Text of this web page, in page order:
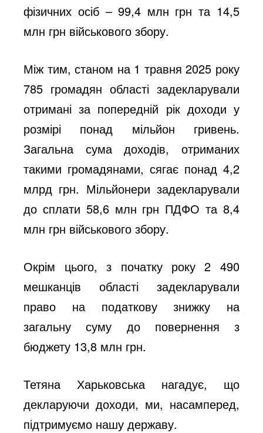
фізичних осіб – 99,4 млн грн та 14,5
млн грн військового збору.
Між тим, станом на 1 травня 2025 року
785 громадян області задекларували
отримані за попередній рік доходи у
розмірі понад мільйон гривень.
Загальна сума доходів, отриманих
такими громадянами, сягає понад 4,2
млрд грн. Мільйонери задекларували
до сплати 58,6 млн грн ПДФО та 8,4
млн грн військового збору.
Окрім цього, з початку року 2 490
мешканців області задекларували
право на податкову знижку на
загальну суму до повернення з
бюджету 13,8 млн грн.
Тетяна Харьковська нагадує, що
декларуючи доходи, ми, насамперед,
підтримуємо нашу державу.